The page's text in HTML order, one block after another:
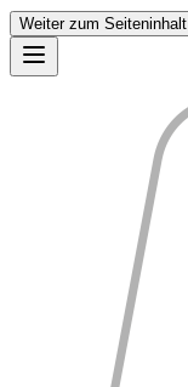
Weiter zum Seiteninhalt